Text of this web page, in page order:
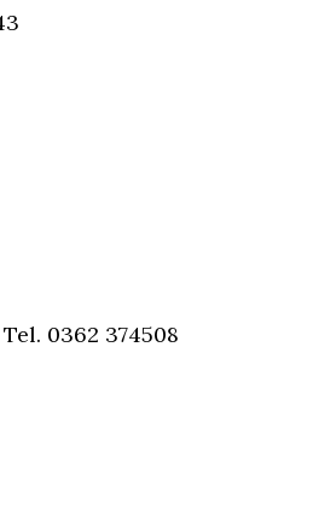
0362 374508